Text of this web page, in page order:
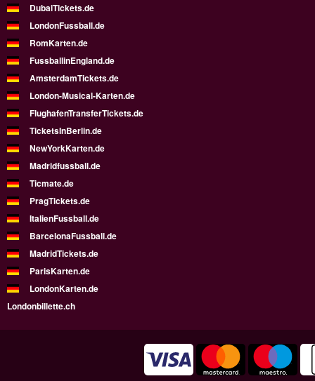
DubaiTickets.de
LondonFussball.de
RomKarten.de
FussballinEngland.de
AmsterdamTickets.de
London-Musical-Karten.de
FlughafenTransferTickets.de
TicketsInBerlin.de
NewYorkKarten.de
Madridfussball.de
Ticmate.de
PragTickets.de
ItalienFussball.de
BarcelonaFussball.de
MadridTickets.de
ParisKarten.de
LondonKarten.de
Londonbillette.ch